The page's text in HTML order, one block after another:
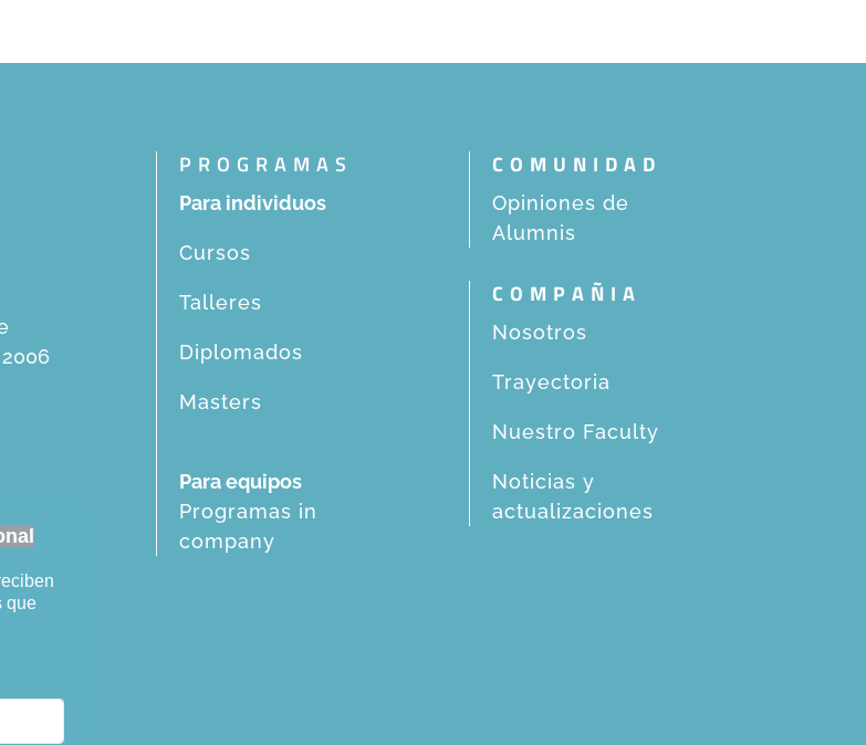
que
PROGRAMAS
Para individuos
Cursos
Talleres
Diplomados
Masters
Para equipos
Programas in
company
COMUNIDAD
Opiniones de
Alumnis
COMPAÑIA
Nosotros
Trayectoria
Nuestro Faculty
Noticias y
actualizaciones